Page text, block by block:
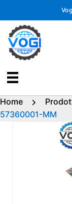
contenuto
Home
57360001-MM